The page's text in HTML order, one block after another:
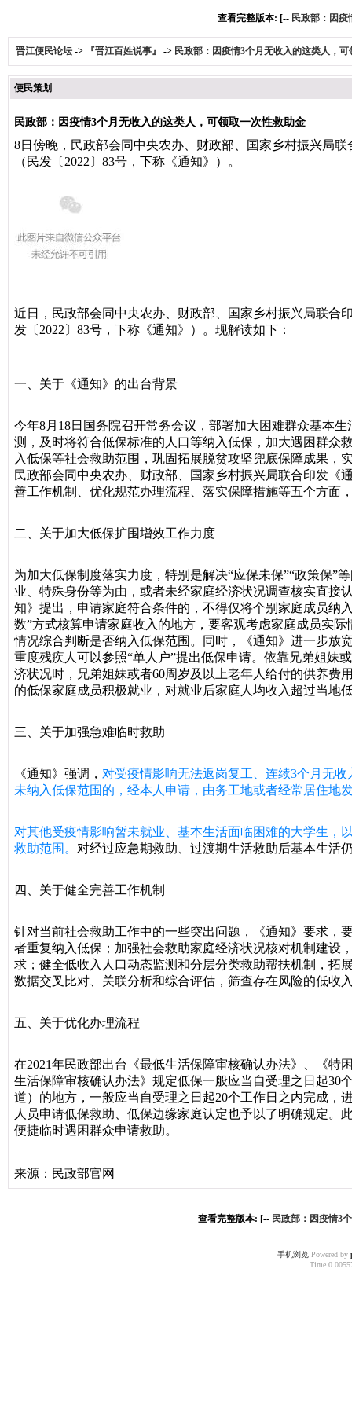
查看完整版本: [-- 民政部：因疫
晋江便民论坛 -> 『晋江百姓说事』 -> 民政部：因疫情3个月无收入的这类人，
便民策划
民政部：因疫情3个月无收入的这类人，可领取一次性救助金
8日傍晚，民政部会同中央农办、财政部、国家乡村振兴局
（民发〔2022〕83号，下称《通知》）。
近日，民政部会同中央农办、财政部、国家乡村振兴局联合
发〔2022〕83号，下称《通知》）。现解读如下：
一、关于《通知》的出台背景
今年8月18日国务院召开常务会议，部署加大困难群众基本
测，及时将符合低保标准的人口等纳入低保，加大遇困群众
入低保等社会救助范围，巩固拓展脱贫攻坚兜底保障成果
民政部会同中央农办、财政部、国家乡村振兴局联合印发《
善工作机制、优化规范办理流程、落实保障措施等五个方面
二、关于加大低保扩围增效工作力度
为加大低保制度落实力度，特别是解决“应保未保”“政策保”
业、特殊身份等为由，或者未经家庭经济状况调查核实直接
知》提出，申请家庭符合条件的，不得仅将个别家庭成员纳
数”方式核算申请家庭收入的地方，要客观考虑家庭成员实
情况综合判断是否纳入低保范围。同时，《通知》进一步放
重度残疾人可以参照“单人户”提出低保申请。依靠兄弟姐妹
济状况时，兄弟姐妹或者60周岁及以上老年人给付的供养费
的低保家庭成员积极就业，对就业后家庭人均收入超过当地
三、关于加强急难临时救助
《通知》强调， 对受疫情影响无法返岗复工、连续3个月无
未纳入低保范围的，经本人申请，由务工地或者经常居住地
对其他受疫情影响暂未就业、基本生活面临困难的大学生，
救助范围。 对经过应急期救助、过渡期生活救助后基本生活
四、关于健全完善工作机制
针对当前社会救助工作中的一些突出问题，《通知》要求，
者重复纳入低保；加强社会救助家庭经济状况核对机制建设
求；健全低收入人口动态监测和分层分类救助帮扶机制，拓
数据交叉比对、关联分析和综合评估，筛查存在风险的低收
五、关于优化办理流程
在2021年民政部出台《最低生活保障审核确认办法》、《
生活保障审核确认办法》规定低保一般应当自受理之日起30
道）的地方，一般应当自受理之日起20个工作日之内完成，
人员申请低保救助、低保边缘家庭认定也予以了明确规定
便捷临时遇困群众申请救助。
来源：民政部官网
查看完整版本: [-- 民政部：因疫情3
手机浏览Powered by
Time